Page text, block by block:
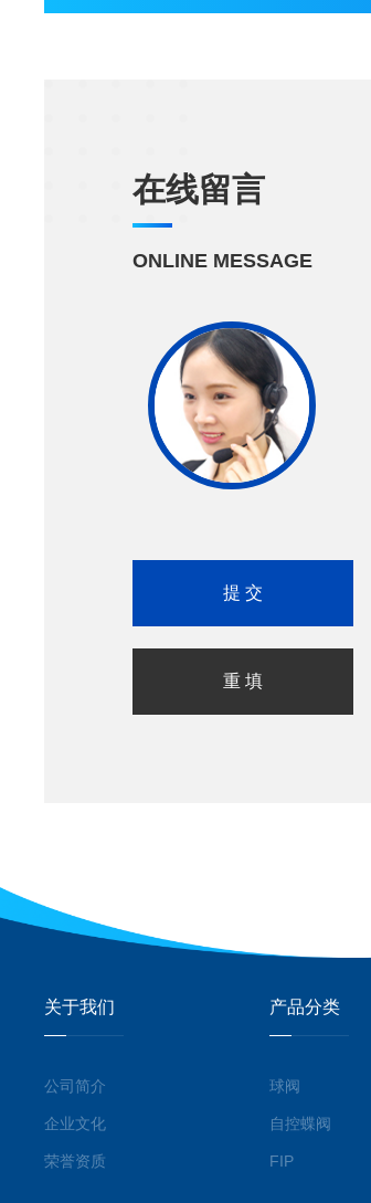
在线留言
ONLINE MESSAGE
关于我们
公司简介
企业文化
荣誉资质
产品分类
球阀
自控蝶阀
FIP